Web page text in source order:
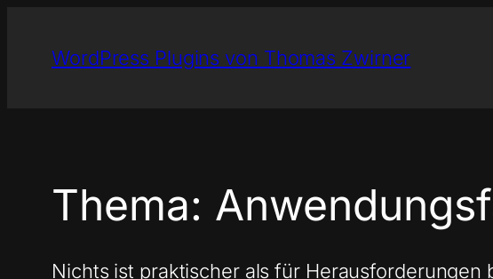
Inhalt
springen
WordPress Plugins von Thomas Zwirner
Thema:
Nichts ist praktischer als für